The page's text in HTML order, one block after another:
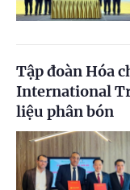
Tập đoàn Hóa
International
liệu phân bón